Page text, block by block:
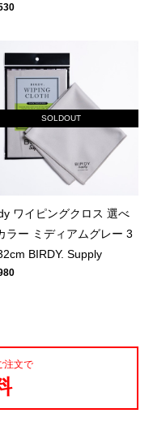
SOLDOUT
ワイピングクロス 選べ
ラー ミディアムグレー 3
BIRDY. Supply
注文で